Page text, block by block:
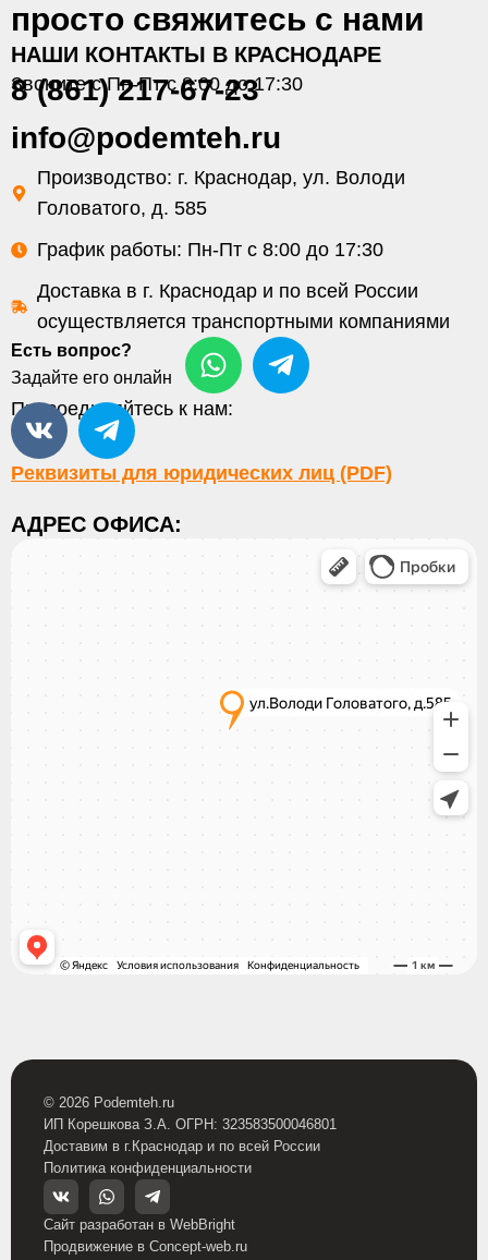
просто свяжитесь с нами
НАШИ КОНТАКТЫ В КРАСНОДАРЕ
Звоните с Пн-Пт с 8:00 до 17:30
8 (861) 217-67-23
info@podemteh.ru
Производство: г. Краснодар, ул. Володи
Головатого, д. 585
График работы: Пн-Пт с 8:00 до 17:30
Доставка в г. Краснодар и по всей России
осуществляется транспортными компаниями
Есть вопрос?
Задайте его онлайн
Присоединяйтесь к нам:
Реквизиты для юридических лиц (PDF)
АДРЕС ОФИСА:
© 2026 Podemteh.ru
ИП Корешкова З.А. ОГРН: 323583500046801
Доставим в г.Краснодар и по всей России
Политика конфиденциальности
Сайт разработан в WebBright
Продвижение в Concept-web.ru